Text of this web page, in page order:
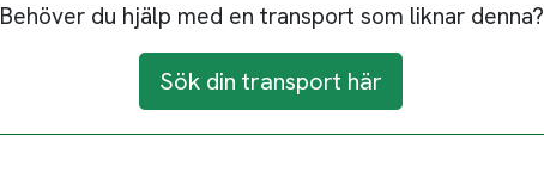
Behöver du hjälp med en transport som liknar denna?
Sök din transport här